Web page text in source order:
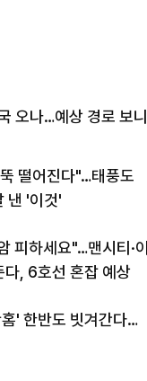
오나…예상 경로 보니
떨어진다"…태풍도
낸 '이것'
피하세요"…맨시티·이
다, 6호선 혼잡 예상
' 한반도 빗겨간다…